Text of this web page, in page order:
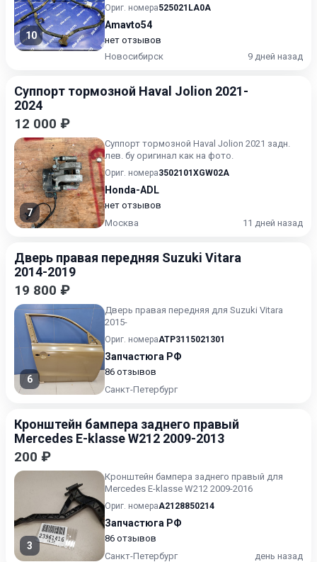
10
10.2013).
Ориг. номера525021LA0A
Amavto54
нет отзывов
Новосибирск
9 дней назад
Суппорт тормозной Haval Jolion 2021-
2024
12 000 ₽
7
Суппорт тормозной Haval Jolion 2021 задн.
лев. бу оригинал как на фото.
Ориг. номера3502101XGW02A
Honda-ADL
нет отзывов
Москва
11 дней назад
Дверь правая передняя Suzuki Vitara
2014-2019
19 800 ₽
6
Дверь правая передняя для Suzuki Vitara
2015-
Ориг. номераATP3115021301
Запчастюга РФ
86 отзывов
Санкт-Петербург
Кронштейн бампера заднего правый
Mercedes E-klasse W212 2009-2013
200 ₽
3
Кронштейн бампера заднего правый для
Mercedes E-klasse W212 2009-2016
Ориг. номераA2128850214
Запчастюга РФ
86 отзывов
Санкт-Петербург
день назад